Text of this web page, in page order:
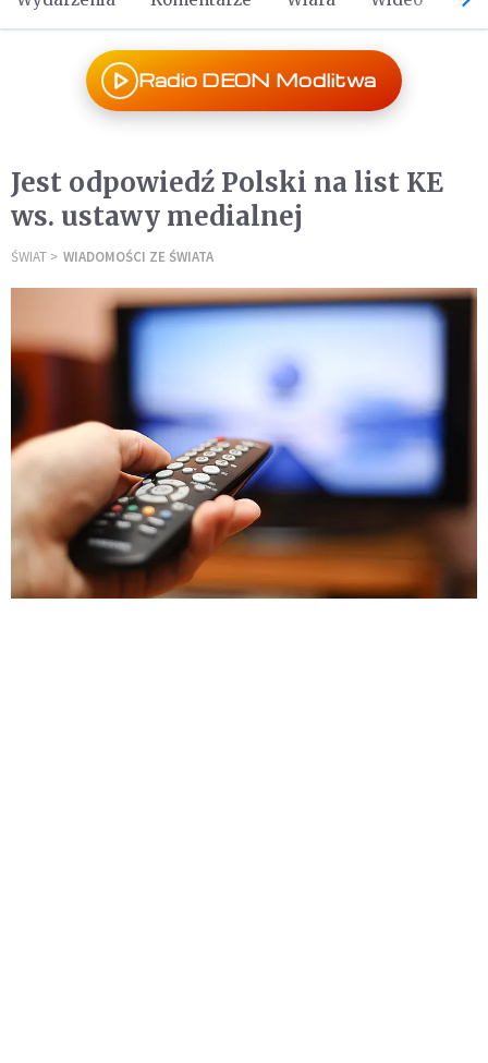
Radio DEON Modlitwa
Jest odpowiedź Polski na list KE
ws. ustawy medialnej
ŚWIAT WIADOMOŚCI ZE ŚWIATA